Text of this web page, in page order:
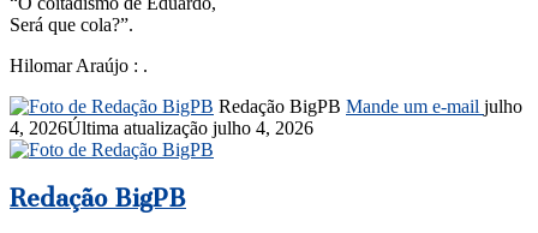
Será que cola?”.
Hilomar Araújo : .
Redação BigPB Mande um e-mail julho
4, 2026Última atualização julho 4, 2026
Redação BigPB